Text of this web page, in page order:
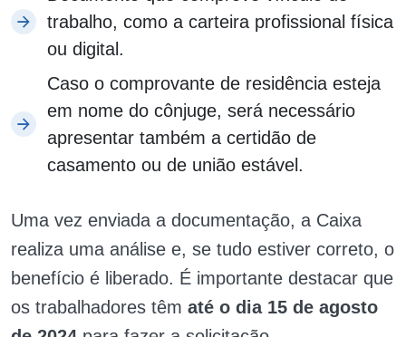
trabalho, como a carteira profissional física
ou digital.
Caso o comprovante de residência esteja
em nome do cônjuge, será necessário
apresentar também a certidão de
casamento ou de união estável.
Uma vez enviada a documentação, a Caixa
realiza uma análise e, se tudo estiver correto, o
benefício é liberado. É importante destacar que
os trabalhadores têm até o dia 15 de agosto